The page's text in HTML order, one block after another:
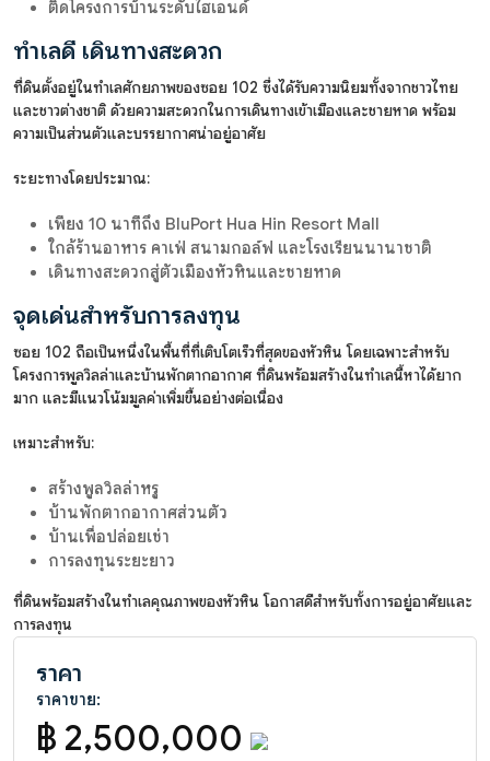
ติดโครงการบ้านระดับไฮเอนด์
ทำเลดี เดินทางสะดวก
ที่ดินตั้งอยู่ในทำเลศักยภาพของซอย 102 ซึ่งได้รับความนิยมทั้งจากชาวไทย
และชาวต่างชาติ ด้วยความสะดวกในการเดินทางเข้าเมืองและชายหาด พร้อม
ความเป็นส่วนตัวและบรรยากาศน่าอยู่อาศัย
ระยะทางโดยประมาณ:
เพียง 10 นาทีถึง BluPort Hua Hin Resort Mall
ใกล้ร้านอาหาร คาเฟ่ สนามกอล์ฟ และโรงเรียนนานาชาติ
เดินทางสะดวกสู่ตัวเมืองหัวหินและชายหาด
จุดเด่นสำหรับการลงทุน
ซอย 102 ถือเป็นหนึ่งในพื้นที่ที่เติบโตเร็วที่สุดของหัวหิน โดยเฉพาะสำหรับ
โครงการพูลวิลล่าและบ้านพักตากอากาศ ที่ดินพร้อมสร้างในทำเลนี้หาได้ยาก
มาก และมีแนวโน้มมูลค่าเพิ่มขึ้นอย่างต่อเนื่อง
เหมาะสำหรับ:
สร้างพูลวิลล่าหรู
บ้านพักตากอากาศส่วนตัว
บ้านเพื่อปล่อยเช่า
การลงทุนระยะยาว
ที่ดินพร้อมสร้างในทำเลคุณภาพของหัวหิน โอกาสดีสำหรับทั้งการอยู่อาศัยและ
การลงทุน
ราคา
ราคาขาย:
฿ 2,500,000